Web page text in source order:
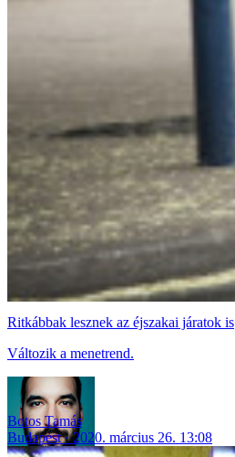
Ritkábbak lesznek az éjszakai járatok is
Változik a menetrend.
Botos Tamás
Budapest
2020. március 26. 13:08